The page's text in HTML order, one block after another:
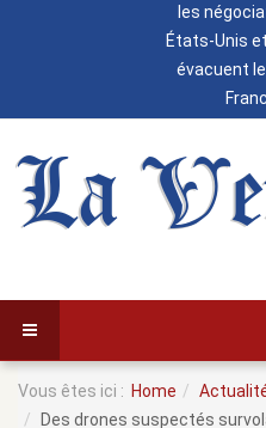
les
États-Unis et
évacuent
La
Vous êtes ici : Home
Des drones suspectés